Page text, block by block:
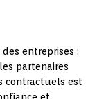
entreprises :
partenaires
contractuels est